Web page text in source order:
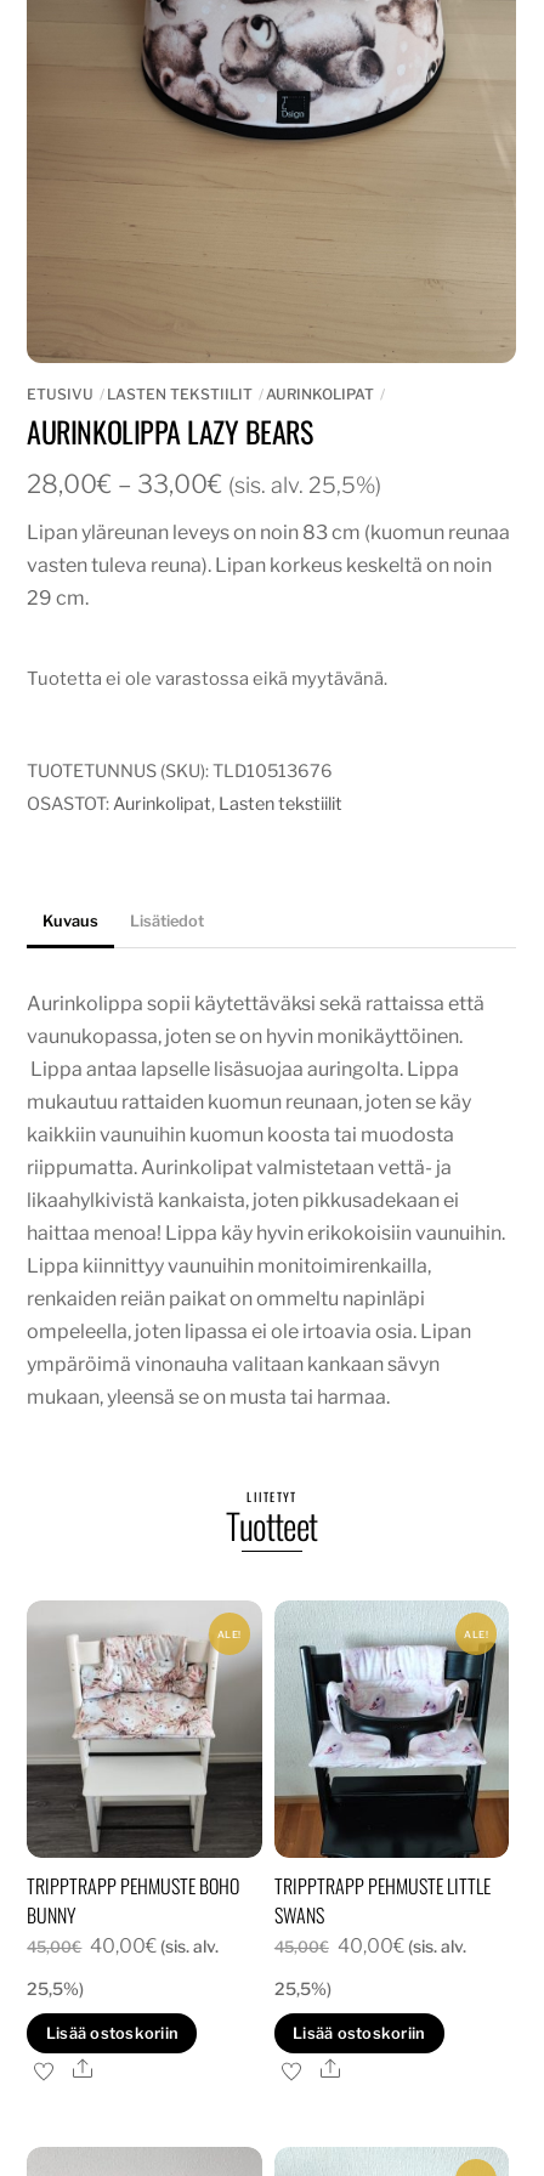
ETUSIVU LASTEN TEKSTIILIT AURINKOLIPAT
AURINKOLIPPA LAZY BEARS
28,00€ – 33,00€ Hintaluokka:
-
33,00€
(sis. alv. 25,5%)
Lipan yläreunan leveys on noin 83 cm (kuomun reunaa
vasten tuleva reuna). Lipan korkeus keskeltä on noin
29 cm.
Tuotetta ei ole varastossa eikä myytävänä.
TUOTETUNNUS (SKU):TLD10513676
OSASTOT:Aurinkolipat, Lasten tekstiilit
Kuvaus Lisätiedot
Aurinkolippa sopii käytettäväksi sekä rattaissa että
vaunukopassa, joten se on hyvin monikäyttöinen.
Lippa antaa lapselle lisäsuojaa auringolta. Lippa
mukautuu rattaiden kuomun reunaan, joten se käy
kaikkiin vaunuihin kuomun koosta tai muodosta
riippumatta. Aurinkolipat valmistetaan vettä- ja
likaahylkivistä kankaista, joten pikkusadekaan ei
haittaa menoa! Lippa käy hyvin erikokoisiin vaunuihin.
Lippa kiinnittyy vaunuihin monitoimirenkailla,
renkaiden reiän paikat on ommeltu napinläpi
ompeleella, joten lipassa ei ole irtoavia osia. Lipan
ympäröimä vinonauha valitaan kankaan sävyn
mukaan, yleensä se on musta tai harmaa.
LIITETYT
Tuotteet
ALE!
TRIPPTRAPP PEHMUSTE BOHO
BUNNY
45,00€ Alkuperäinen
oli:
45,00€.
40,00€Nykyinen
on:
40,00€.
(sis. alv.
25,5%)
Lisää ostoskoriin
Ale
ALE!
TRIPPTRAPP PEHMUSTE LITTLE
SWANS
45,00€ Alkuperäinen
oli:
45,00€.
40,00€Nykyinen
on:
40,00€.
(sis. alv.
25,5%)
Lisää ostoskoriin
Ale